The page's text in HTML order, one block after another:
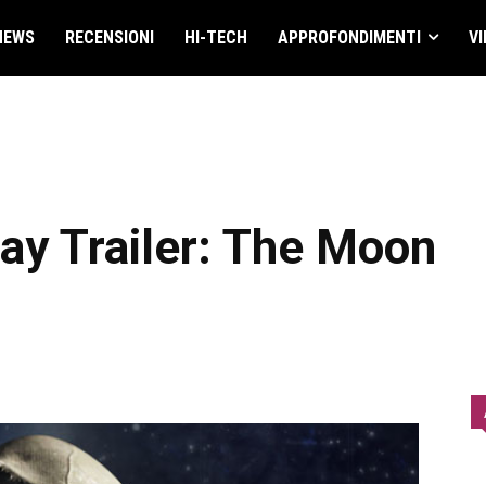
RECENSIONI HI-TECH APPROFONDIMENTI
Trailer: The Moon